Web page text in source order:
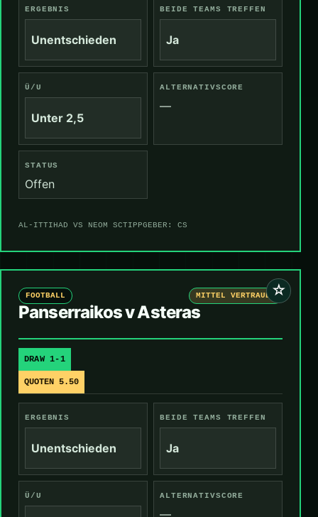
ERGEBNIS
Unentschieden
BEIDE TEAMS TREFFEN
Ja
Ü/U
Unter 2,5
ALTERNATIVSCORE
—
STATUS
Offen
AL-ITTIHAD VS NEOM SCTIPPGEBER: CS
☆
FOOTBALL MITTEL VERTRAUEN
Panserraikos v Asteras
DRAW 1-1
QUOTEN 5.50
ERGEBNIS
Unentschieden
BEIDE TEAMS TREFFEN
Ja
Ü/U ALTERNATIVSCORE